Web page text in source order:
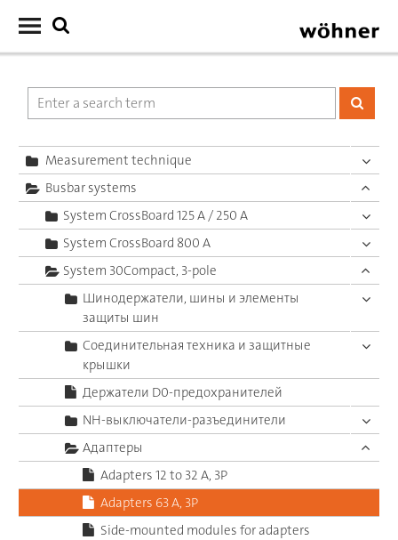
Measurement technique
Busbar systems
System CrossBoard 125 A / 250 A
System CrossBoard 800 A
System 30Compact, 3-pole
Шинодержатели, шины и элементы
защиты шин
Соединительная техника и защитные
крышки
Держатели D0-предохранителей
NH-выключатели-разъединители
Адаптеры
Adapters 12 to 32 A, 3P
Adapters 63 A, 3P
Side-mounted modules for adapters